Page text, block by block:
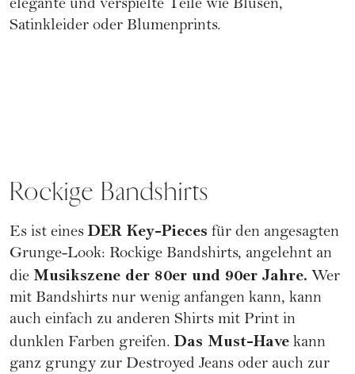
elegante und verspielte Teile wie Blusen,
Satinkleider oder Blumenprints.
Rockige Bandshirts
Es ist einesDER Key-Pieces für den angesagten
Grunge-Look: Rockige Bandshirts, angelehnt an
die Musikszene der 80er und 90er Jahre. Wer
mit Bandshirts nur wenig anfangen kann, kann
auch einfach zu anderen Shirts mit Print in
dunklen Farben greifen.Das Must-Have kann
ganz grungy zur Destroyed Jeans oder auch zur